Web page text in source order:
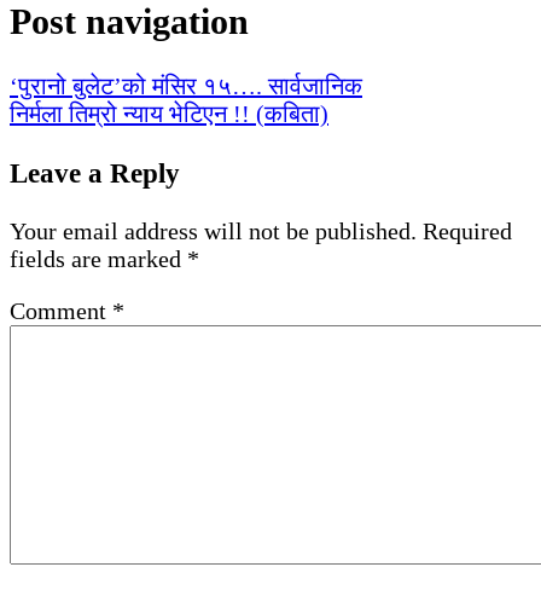
Post navigation
‘पुरानो बुलेट’को मंसिर १५…. सार्वजानिक
निर्मला तिम्रो न्याय भेटिएन !! (कबिता)
Leave a Reply
Your email address will not be published. Required
fields are marked *
Comment *